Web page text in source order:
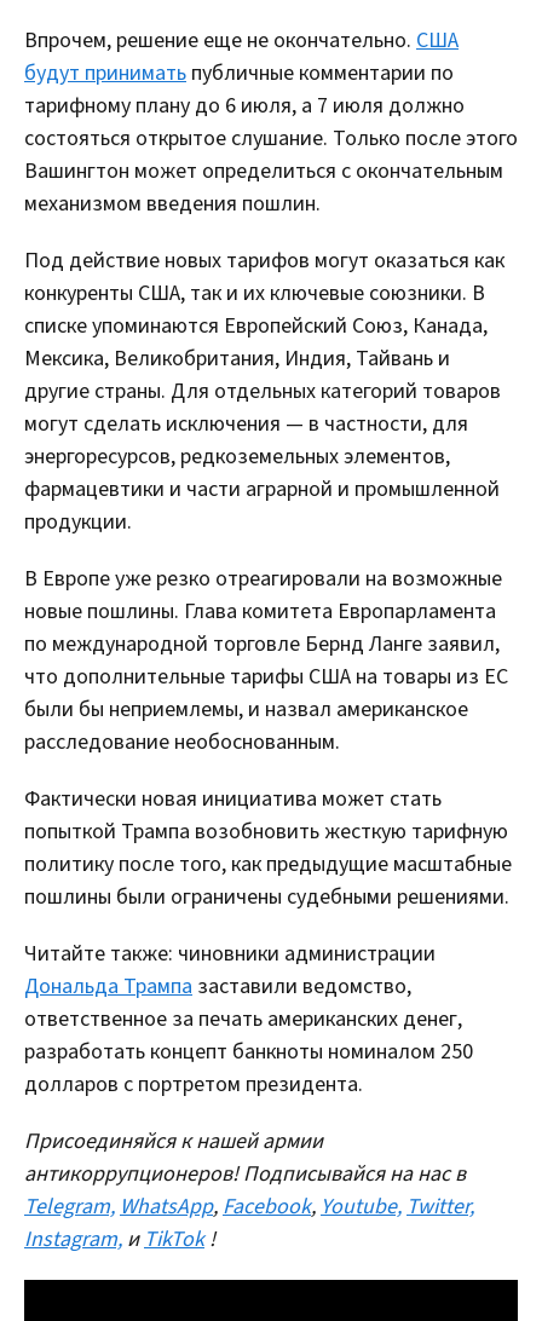
Впрочем, решение еще не окончательно. США
будут принимать публичные комментарии по
тарифному плану до 6 июля, а 7 июля должно
состояться открытое слушание. Только после этого
Вашингтон может определиться с окончательным
механизмом введения пошлин.
Под действие новых тарифов могут оказаться как
конкуренты США, так и их ключевые союзники. В
списке упоминаются Европейский Союз, Канада,
Мексика, Великобритания, Индия, Тайвань и
другие страны. Для отдельных категорий товаров
могут сделать исключения — в частности, для
энергоресурсов, редкоземельных элементов,
фармацевтики и части аграрной и промышленной
продукции.
В Европе уже резко отреагировали на возможные
новые пошлины. Глава комитета Европарламента
по международной торговле Бернд Ланге заявил,
что дополнительные тарифы США на товары из ЕС
были бы неприемлемы, и назвал американское
расследование необоснованным.
Фактически новая инициатива может стать
попыткой Трампа возобновить жесткую тарифную
политику после того, как предыдущие масштабные
пошлины были ограничены судебными решениями.
Читайте также: чиновники администрации
Дональда Трампа заставили ведомство,
ответственное за печать американских денег,
разработать концепт банкноты номиналом 250
долларов с портретом президента.
Присоединяйся к нашей армии
антикоррупционеров! Подписывайся на нас в
Telegram, WhatsApp, Facebook, Youtube, Twitter,
Instagram, и TikTok!